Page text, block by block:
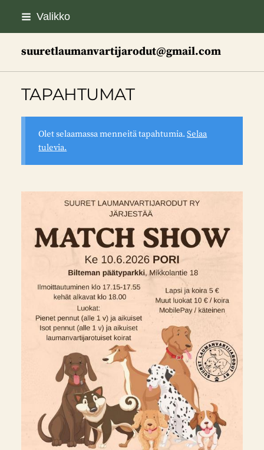
Siirry
Valikko
suuretlaumanvartijarodut@gmail.com
TAPAHTUMAT
Olet selaamassa menneitä tapahtumia.Selaa
tulevia.